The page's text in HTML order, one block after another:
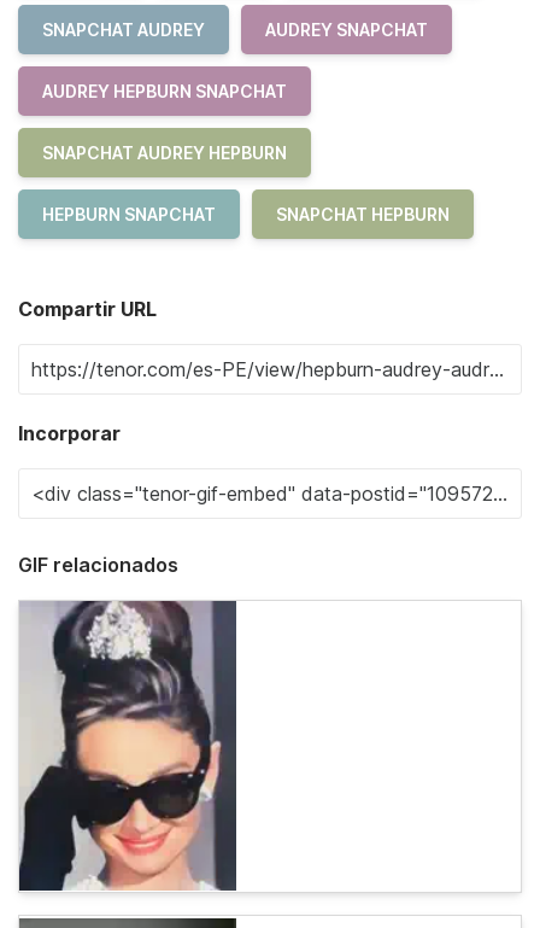
SNAPCHAT AUDREY AUDREY SNAPCHAT
AUDREY HEPBURN SNAPCHAT
SNAPCHAT AUDREY HEPBURN
HEPBURN SNAPCHAT SNAPCHAT HEPBURN
Compartir URL
Incorporar
GIF relacionados